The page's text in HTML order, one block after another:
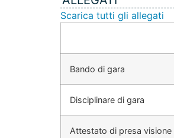
Scarica tutti gli allegati
Bando di gara
Disciplinare di gara
Attestato di presa visione